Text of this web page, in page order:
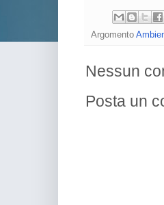
Argomento
Nessun
Posta un